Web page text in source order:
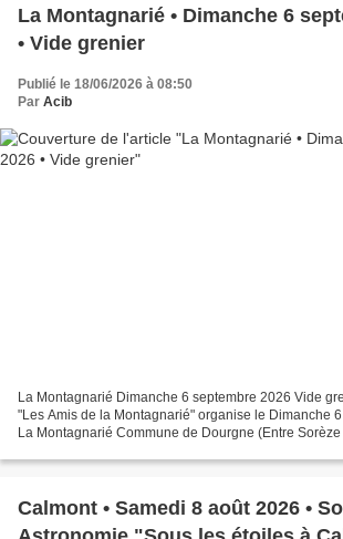
La Montagnarié • Dimanche 6
• Vide grenier
Publié le 18/06/2026 à 08:50
Par Acib
La Montagnarié Dimanche 6 septembre 2026 Vide
"Les Amis de la Montagnarié" organise le Dimanche
La Montagnarié Commune de Dourgne (Entre
Calmont • Samedi 8 août 2026 •